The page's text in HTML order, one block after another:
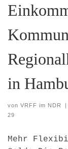
in
von VRFF im NDR |
29
Mehr